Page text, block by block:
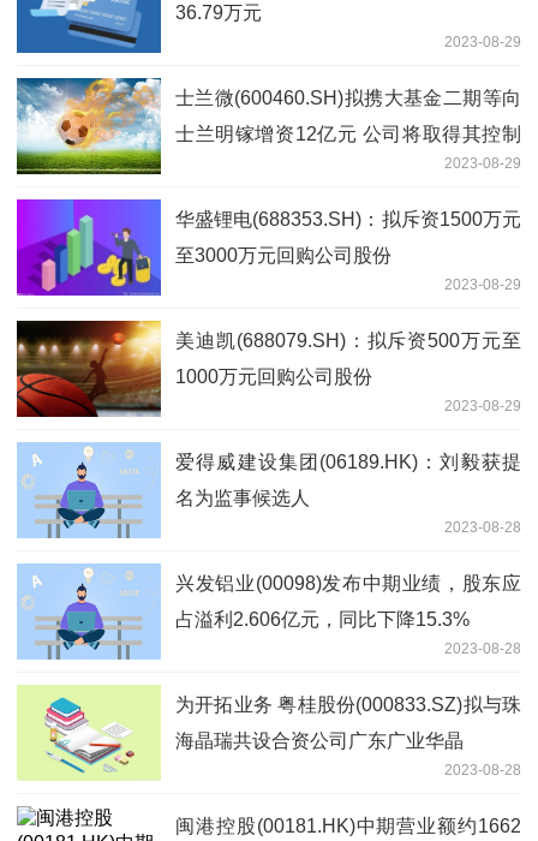
36.79万元
2023-08-29
士兰微(600460.SH)拟携大基金二期等向
士兰明镓增资12亿元 公司将取得其控制
2023-08-29
华盛锂电(688353.SH)：拟斥资1500万元
至3000万元回购公司股份
2023-08-29
美迪凯(688079.SH)：拟斥资500万元至
1000万元回购公司股份
2023-08-29
爱得威建设集团(06189.HK)：刘毅获提
名为监事候选人
2023-08-28
兴发铝业(00098)发布中期业绩，股东应
占溢利2.606亿元，同比下降15.3%
2023-08-28
为开拓业务 粤桂股份(000833.SZ)拟与珠
海晶瑞共设合资公司广东广业华晶
2023-08-28
闽港控股(00181.HK)中期营业额约1662